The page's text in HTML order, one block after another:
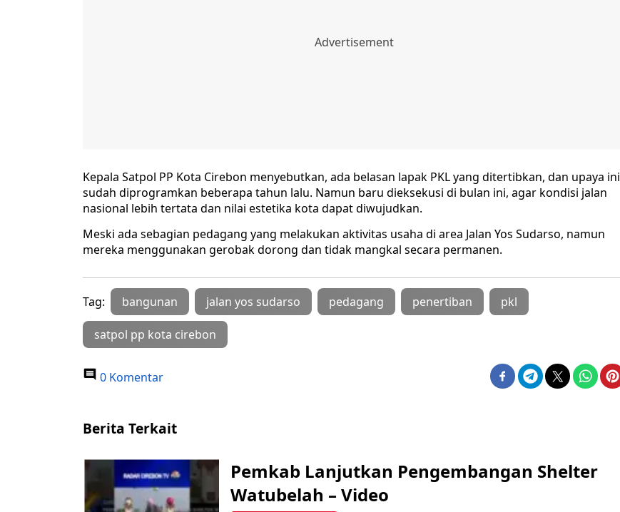
Kepala Satpol PP Kota Cirebon menyebutkan, ada belasan lapak PKL yang ditertibkan, dan upaya ini
sudah diprogramkan beberapa tahun lalu. Namun baru dieksekusi di bulan ini, agar kondisi jalan
nasional lebih tertata dan nilai estetika kota dapat diwujudkan.
Meski ada sebagian pedagang yang melakukan aktivitas usaha di area Jalan Yos Sudarso, namun
mereka menggunakan gerobak dorong dan tidak mangkal secara permanen.
Tag: bangunan jalan yos sudarso pedagang penertiban pkl
satpol pp kota cirebon
0 Komentar
Berita Terkait
‎Pemkab Lanjutkan Pengembangan Shelter
Watubelah – Video